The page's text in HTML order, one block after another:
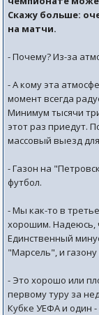
Скажу больше:
на матчи.
- Почему? Из-за
- А кому эта
момент всегда
Минимум тысячи
этот раз приедут.
массовый выезд
- Газон на
футбол.
- Мы как-то в
хорошим. Надеюсь,
Единственный
"Марсель", и
- Это хорошо или
первому туру за
Кубке УЕФА и один -